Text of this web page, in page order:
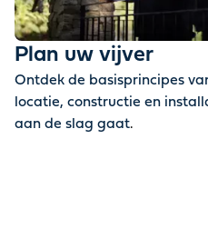
Plan uw vijver
Ontdek de basisprincipes
locatie, constructie en
aan de slag gaat.